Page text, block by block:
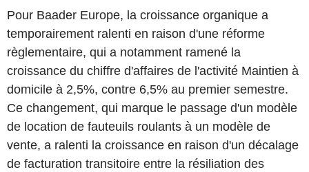
Pour Baader Europe, la croissance organique a
temporairement ralenti en raison d'une réforme
règlementaire, qui a notamment ramené la
croissance du chiffre d'affaires de l'activité Maintien à
domicile à 2,5%, contre 6,5% au premier semestre.
Ce changement, qui marque le passage d'un modèle
de location de fauteuils roulants à un modèle de
vente, a ralenti la croissance en raison d'un décalage
de facturation transitoire entre la résiliation des